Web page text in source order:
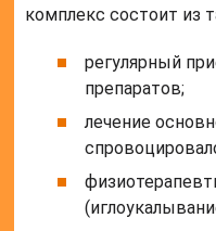
комплекс состоит из
регулярный
препаратов;
лечение